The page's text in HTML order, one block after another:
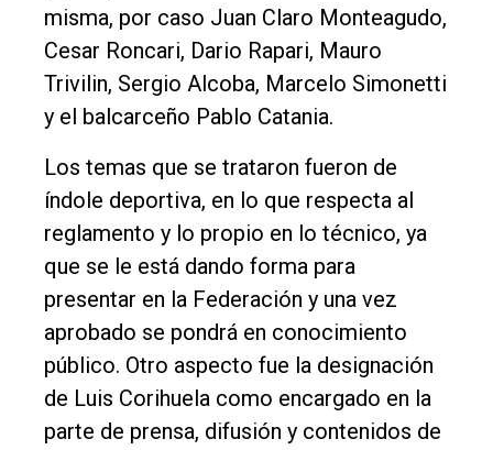
misma, por caso Juan Claro Monteagudo,
Cesar Roncari, Dario Rapari, Mauro
Trivilin, Sergio Alcoba, Marcelo Simonetti
y el balcarceño Pablo Catania.
Los temas que se trataron fueron de
índole deportiva, en lo que respecta al
reglamento y lo propio en lo técnico, ya
que se le está dando forma para
presentar en la Federación y una vez
aprobado se pondrá en conocimiento
público. Otro aspecto fue la designación
de Luis Corihuela como encargado en la
parte de prensa, difusión y contenidos de